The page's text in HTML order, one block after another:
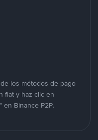
los métodos de pago
fiat y haz clic en
en Binance P2P.